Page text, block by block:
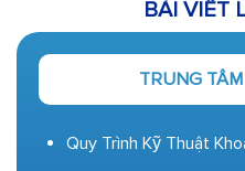
BÀI VIẾT
TRUNG
Quy Trình Kỹ Thuật